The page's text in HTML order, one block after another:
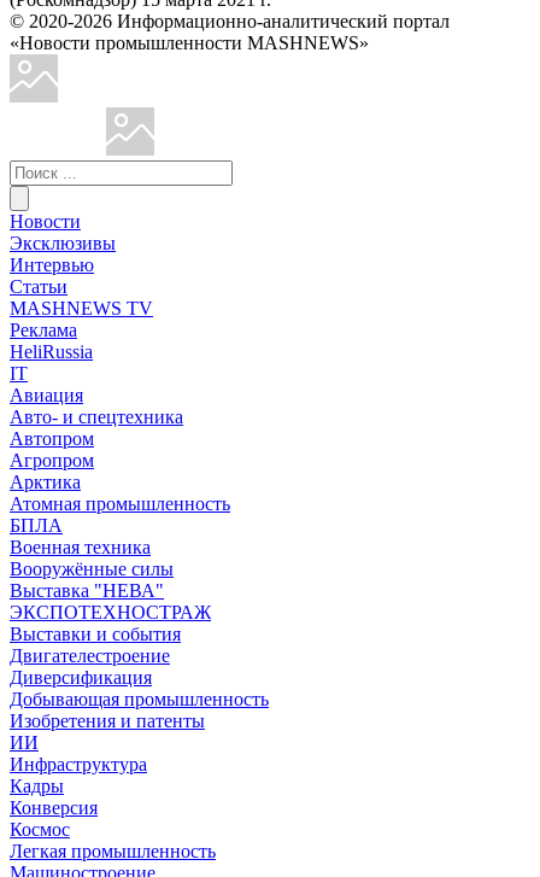
© 2020-2026 Информационно-аналитический портал
«Новости промышленности MASHNEWS»
Новости
Эксклюзивы
Интервью
Статьи
MASHNEWS TV
Реклама
HeliRussia
IT
Авиация
Авто- и спецтехника
Автопром
Агропром
Арктика
Атомная промышленность
БПЛА
Военная техника
Вооружённые силы
Выставка "НЕВА"
ЭКСПОТЕХНОСТРАЖ
Выставки и события
Двигателестроение
Диверсификация
Добывающая промышленность
Изобретения и патенты
ИИ
Инфраструктура
Кадры
Конверсия
Космос
Легкая промышленность
Машиностроение